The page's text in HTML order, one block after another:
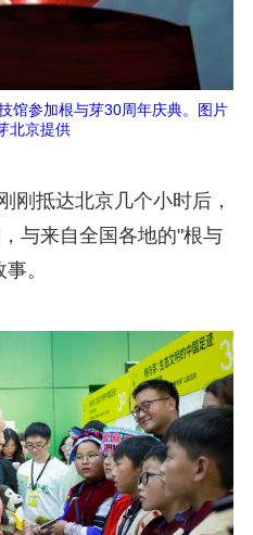
馆参加根与芽30周年庆典。图片
北京提供
刚抵达北京几个小时后，
与来自全国各地的"根与
。